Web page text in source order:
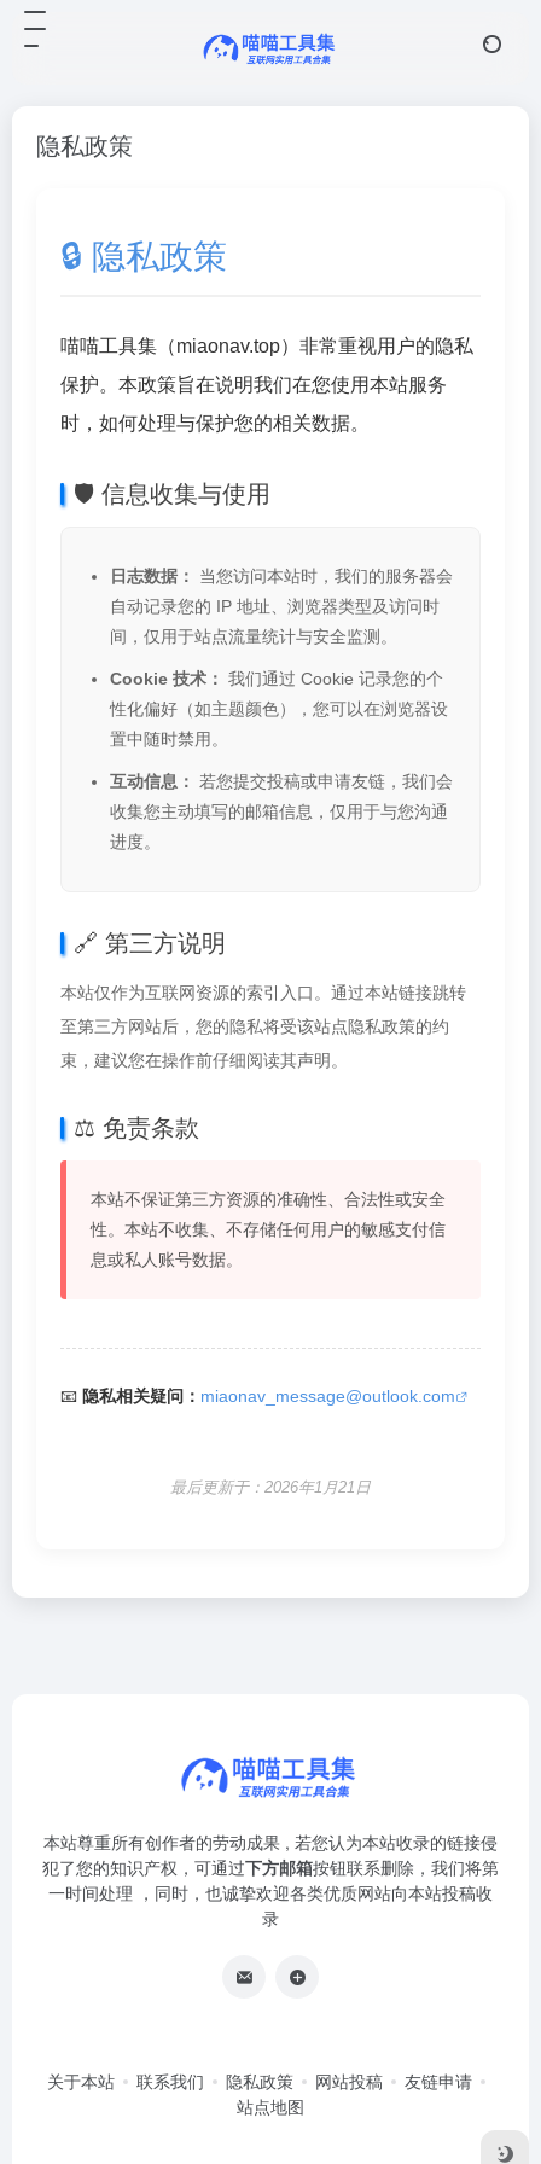
隐私政策
🔒 隐私政策
喵喵工具集（miaonav.top）非常重视用户的隐私
保护。本政策旨在说明我们在您使用本站服务
时，如何处理与保护您的相关数据。
🛡️ 信息收集与使用
日志数据：
当您访问本站时，我们的服务器会
自动记录您的 IP 地址、浏览器类型及访问时
间，仅用于站点流量统计与安全监测。
Cookie 技术： 我们通过 Cookie 记录您的个
性化偏好（如主题颜色），您可以在浏览器设
置中随时禁用。
互动信息：
若您提交投稿或申请友链，我们会
收集您主动填写的邮箱信息，仅用于与您沟通
进度。
🔗 第三方说明
本站仅作为互联网资源的索引入口。通过本站链接跳转
至第三方网站后，您的隐私将受该站点隐私政策的约
束，建议您在操作前仔细阅读其声明。
⚖️ 免责条款
本站不保证第三方资源的准确性、合法性或安全
性。本站不收集、不存储任何用户的敏感支付信
息或私人账号数据。
📧 隐私相关疑问： miaonav_message@outlook.com
最后更新于：2026年1月21日
本站尊重所有创作者的劳动成果 , 若您认为本站收录的链接侵
犯了您的知识产权，可通过下方邮箱按钮联系删除，我们将第
一时间处理 ，同时，也诚挚欢迎各类优质网站向本站投稿收
录
关于本站 联系我们 隐私政策 网站投稿
友链申请
站点地图